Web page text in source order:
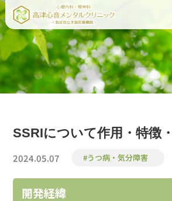
SSRIについて作用・特徴
2024.05.07 #うつ病・気分障害
開発経緯